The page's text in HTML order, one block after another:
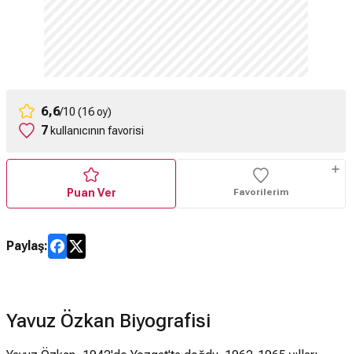
6,6/10 (16 oy)
7 kullanıcının favorisi
Puan Ver Favorilerim
Paylaş:
Yavuz Özkan Biyografisi